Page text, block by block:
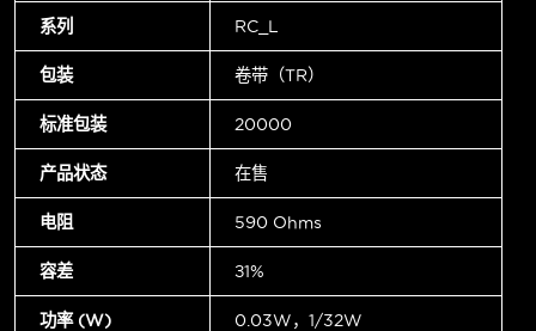
系列 RC_L
包装 卷带（TR）
标准包装 20000
产品状态 在售
电阻 590 Ohms
容差 ±1%
功率 (W) 0.03W，1/32W